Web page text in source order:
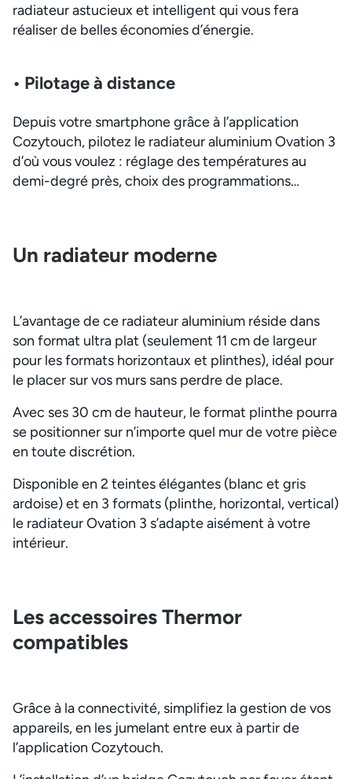
radiateur astucieux et intelligent qui vous fera
réaliser de belles économies d’énergie.
• Pilotage à distance
Depuis votre smartphone grâce à l’application
Cozytouch, pilotez le radiateur aluminium Ovation 3
d’où vous voulez : réglage des températures au
demi-degré près, choix des programmations…
Un radiateur moderne
L’avantage de ce radiateur aluminium réside dans
son format ultra plat (seulement 11 cm de largeur
pour les formats horizontaux et plinthes), idéal pour
le placer sur vos murs sans perdre de place.
Avec ses 30 cm de hauteur, le format plinthe pourra
se positionner sur n’importe quel mur de votre pièce
en toute discrétion.
Disponible en 2 teintes élégantes (blanc et gris
ardoise) et en 3 formats (plinthe, horizontal, vertical)
le radiateur Ovation 3 s’adapte aisément à votre
intérieur.
Les accessoires Thermor
compatibles
Grâce à la connectivité, simplifiez la gestion de vos
appareils, en les jumelant entre eux à partir de
l’application Cozytouch.